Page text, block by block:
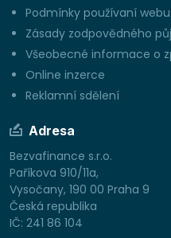
Podmínky používaní webu
Zásady zodpovědného
Všeobecné informace o
Online inzerce
Reklamní sdělení
Adresa
Bezvafinance s.r.o.
Paříkova 910/11a,
Vysočany, 190 00 Praha 9
Česká republika
IČ: 241 86 104